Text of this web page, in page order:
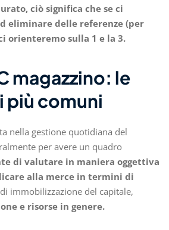
ciò significa che se ci
eliminare delle referenze (per
orienteremo sulla 1 e la 3.
magazzino: le
più comuni
nella gestione quotidiana del
per avere un quadro
di valutare in maniera oggettiva
alla merce in termini di
immobilizzazione del capitale,
e risorse in genere.